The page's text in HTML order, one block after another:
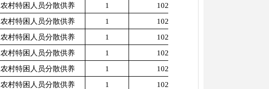
农村特困人员分散供养 1
1025
农村特困人员分散供养 1
1025
农村特困人员分散供养 1
1025
农村特困人员分散供养 1
1025
农村特困人员分散供养 1
1025
农村特困人员分散供养 1
1025